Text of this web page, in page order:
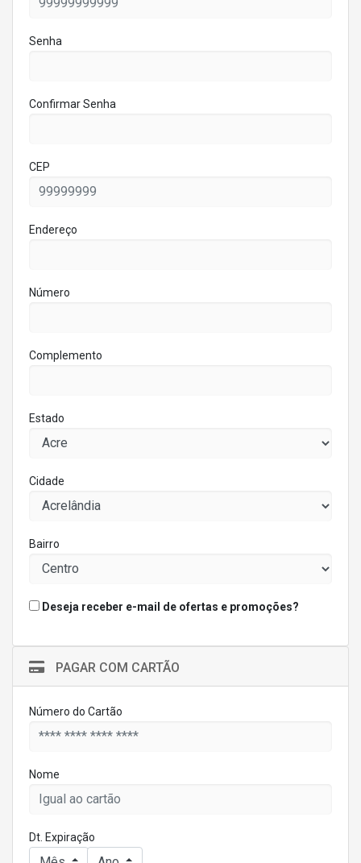
Senha
Confirmar Senha
CEP
Endereço
Número
Complemento
Estado
Cidade
Bairro
Deseja receber e-mail de ofertas e promoções?
PAGAR COM CARTÃO
Número do Cartão
Nome
Dt. Expiração